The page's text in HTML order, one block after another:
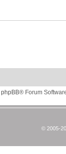
phpBB® Forum
© 2005-